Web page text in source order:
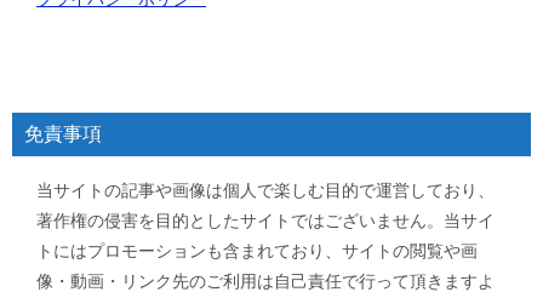
免責事項
当サイトの記事や画像は個人で楽しむ目的で運営しており、
著作権の侵害を目的としたサイトではございません。当サイ
トにはプロモーションも含まれており、サイトの閲覧や画
像・動画・リンク先のご利用は自己責任で行って頂きますよ